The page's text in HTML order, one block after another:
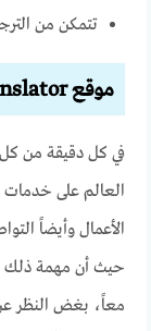
تتمكن من
موقع onlinedoctranslator
في كل دقيقة من
الأعمال وأيضاً
حيث أن مهمة ذلك
معاً، بغض النظر